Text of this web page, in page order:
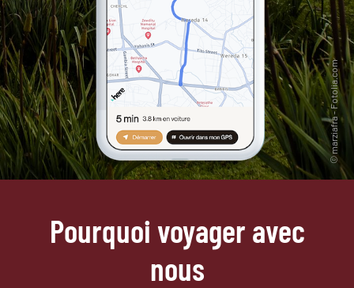
Pourquoi voyager avec
nous